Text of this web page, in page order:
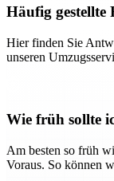
Häufig gestellte
Hier finden Sie
unseren
Wie früh sollte
Am besten so früh
Voraus. So können